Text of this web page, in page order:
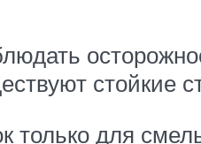
стойкие
только для